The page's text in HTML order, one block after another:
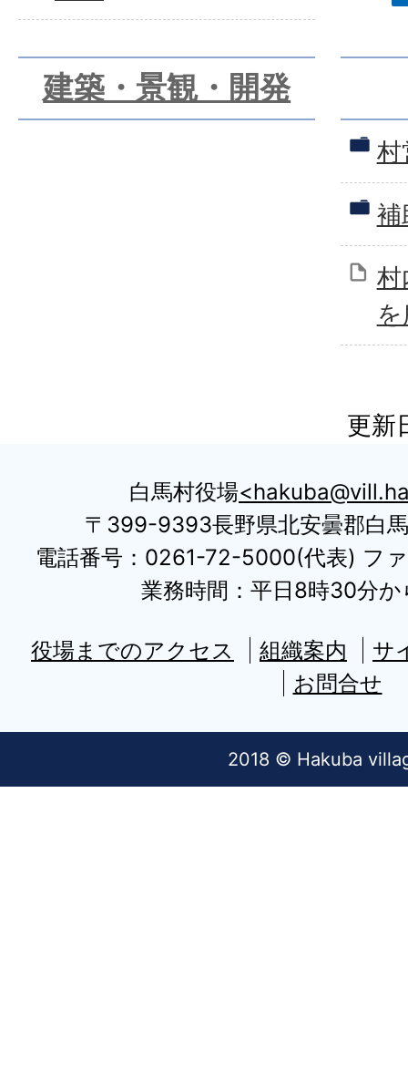
建築・景観・開発
村
補
村
更新
白馬村役場
〒399-9393長野県北安曇郡白
電話番号：0261-72-5000(代表) フ
業務時間：平日8時30分か
役場までのアクセス 組織案内
サ
お問合せ
2018 © Hakuba